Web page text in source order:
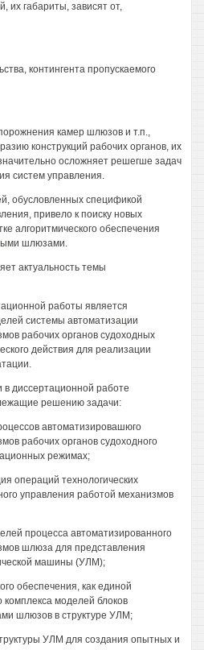
их габариты, зависят от,
контингента пропускаемого
камер шлюзов и т.п.,
конструкций рабочих органов, их
осложняет решегше задач
систем управления.
обусловленных спецификой
привело к поиску новых
алгоритмического обеспечения
шлюзами.
актуальность темы
работы является
системы автоматизации
рабочих органов судоходных
действия для реализации
диссертационной работе
решению задачи:
автоматизировашюго
рабочих органов судоходного
режимах;
операций технологических
управления работой механизмов
процесса автоматизированного
шлюза для представления
машины (УЛМ);
обеспечения, как единой
комплекса моделей блоков
шлюзов в структуре УЛМ;
УЛМ для создания опытных и